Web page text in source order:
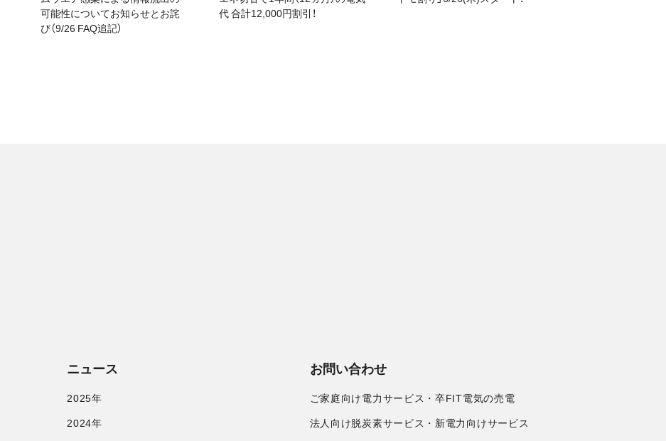
可能性についてお知らせとお詫
び（9/26 FAQ追記）
代 合計12,000円割引！
ニュース
2025年
2024年
お問い合わせ
ご家庭向け電力サービス・卒FIT電気の売電
法人向け脱炭素サービス・新電力向けサービス